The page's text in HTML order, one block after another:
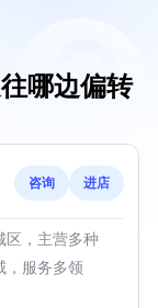
哪边偏转
咨询 进店
区，主营多种
，服务多领